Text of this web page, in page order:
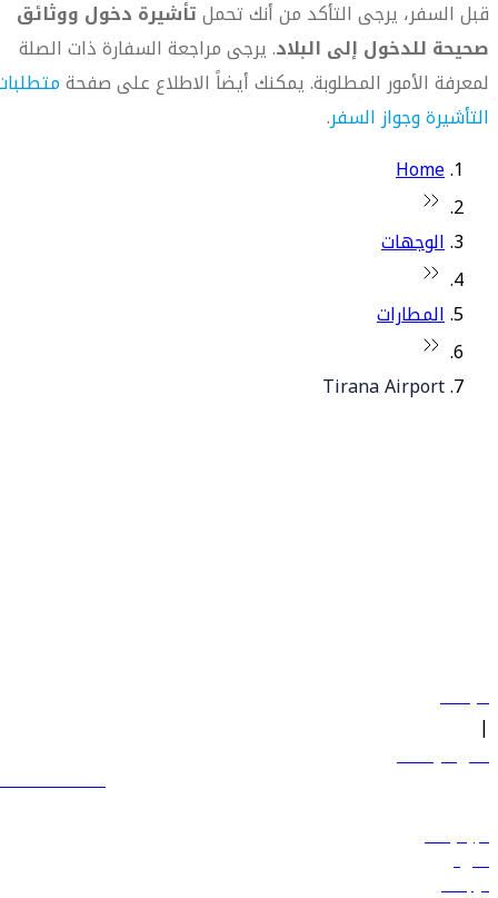
قبل السفر، يرجى التأكد من أنك تحملتأشيرة دخول ووثائق
صحيحة للدخول إلى البلاد. يرجى مراجعة السفارة ذات الصلة
لمعرفة الأمور المطلوبة. يمكنك أيضاً الاطلاع على صفحة
التأشيرة وجواز السفر.
Home
الوجهات
المطارات
Tirana Airport
سياساتنا
|
الشروط والأحكام
600 544 445
حجز الرحلات
العروض
الوجهات